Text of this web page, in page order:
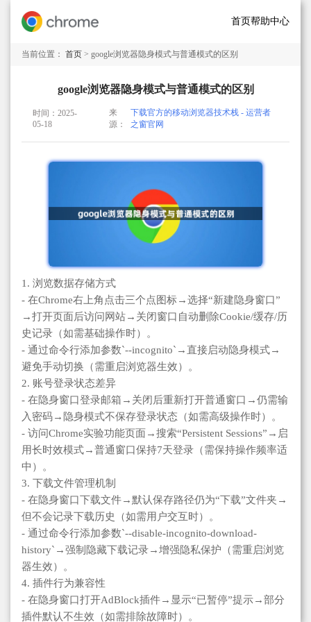
首页帮助中心
当前位置： 首页 > google浏览器隐身模式与普通模式的区别
google浏览器隐身模式与普通模式的区别
时间：2025-
05-18
来
源：
下载官方的移动浏览器技术栈 - 运营者
之窗官网
1. 浏览数据存储方式
- 在Chrome右上角点击三个点图标→选择“新建隐身窗口”
→打开页面后访问网站→关闭窗口自动删除Cookie/缓存/历
史记录（如需基础操作时）。
- 通过命令行添加参数`--incognito`→直接启动隐身模式→
避免手动切换（需重启浏览器生效）。
2. 账号登录状态差异
- 在隐身窗口登录邮箱→关闭后重新打开普通窗口→仍需输
入密码→隐身模式不保存登录状态（如需高级操作时）。
- 访问Chrome实验功能页面→搜索“Persistent Sessions”→启
用长时效模式→普通窗口保持7天登录（需保持操作频率适
中）。
3. 下载文件管理机制
- 在隐身窗口下载文件→默认保存路径仍为“下载”文件夹→
但不会记录下载历史（如需用户交互时）。
- 通过命令行添加参数`--disable-incognito-download-
history`→强制隐藏下载记录→增强隐私保护（需重启浏览
器生效）。
4. 插件行为兼容性
- 在隐身窗口打开AdBlock插件→显示“已暂停”提示→部分
插件默认不生效（如需排除故障时）。